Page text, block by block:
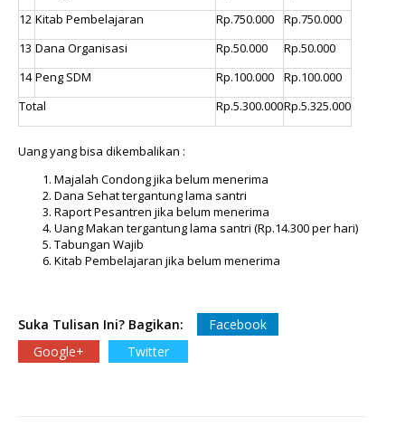
12 Kitab Pembelajaran Rp.750.000
Rp.750.000
13 Dana Organisasi Rp.50.000
Rp.50.000
14 Peng SDM Rp.100.000
Rp.100.000
Total
Rp.5.300.000Rp.5.325.000
Uang yang bisa dikembalikan :
Majalah Condong jika belum menerima
Dana Sehat tergantung lama santri
Raport Pesantren jika belum menerima
Uang Makan tergantung lama santri (Rp.14.300 per hari)
Tabungan Wajib
Kitab Pembelajaran jika belum menerima
Suka Tulisan Ini? Bagikan:
Facebook
Google+
Twitter